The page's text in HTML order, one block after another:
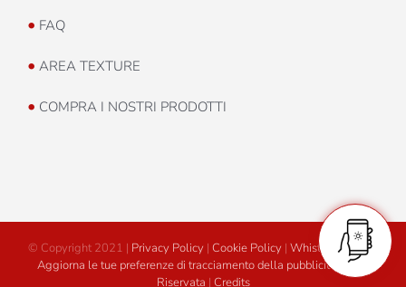
• FAQ
• AREA TEXTURE
• COMPRA I NOSTRI PRODOTTI
© Copyright 2021 | Privacy Policy | Cookie Policy | Whistleblowing
Aggiorna le tue preferenze di tracciamento della pubblicità
Area
Riservata | Credits